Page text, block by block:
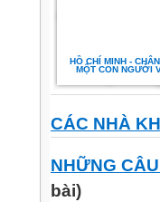
HỒ CHÍ MINH -
MỘT CON NGƯỜI
CÁC NHÀ
NHỮNG
bài)